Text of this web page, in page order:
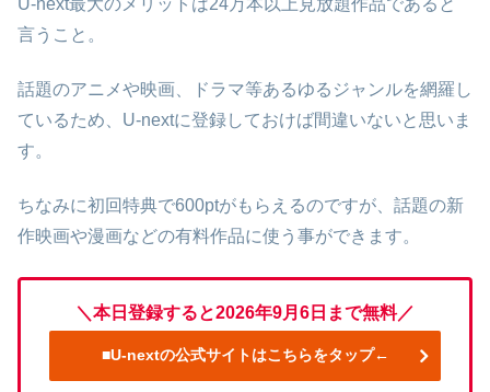
言うこと。
話題のアニメや映画、ドラマ等あるゆるジャンルを網羅し
ているため、U-nextに登録しておけば間違いないと思いま
す。
ちなみに初回特典で600ptがもらえるのですが、話題の新
作映画や漫画などの有料作品に使う事ができます。
＼本日登録すると2026年9月6日まで無料／
■U-nextの公式サイトはこちらをタップ←